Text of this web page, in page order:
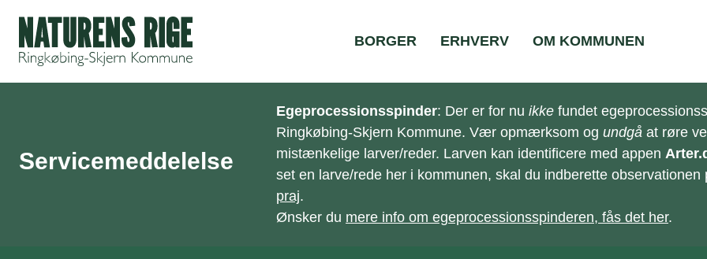
BORGER ERHVERV OM KOMMUNEN
Servicemeddelelse
Egeprocessionsspinder: Der er for nu ikke fundet
Ringkøbing-Skjern Kommune. Vær opmærksom og undgå at røre
mistænkelige larver/reder. Larven kan identificere med appen
set en larve/rede her i kommunen, skal du indberette
praj.
Ønsker du mere info om egeprocessionsspinderen, fås det her.